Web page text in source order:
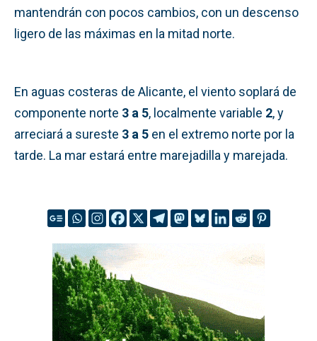
mantendrán con pocos cambios, con un descenso
ligero de las máximas en la mitad norte.
En aguas costeras de Alicante, el viento soplará de
componente norte 3 a 5, localmente variable 2, y
arreciará a sureste 3 a 5 en el extremo norte por la
tarde. La mar estará entre marejadilla y marejada.